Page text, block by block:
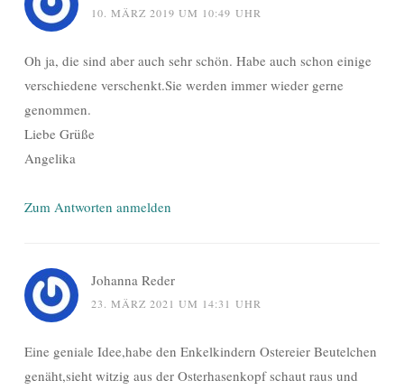
10. MÄRZ 2019 UM 10:49 UHR
Oh ja, die sind aber auch sehr schön. Habe auch schon einige
verschiedene verschenkt.Sie werden immer wieder gerne
genommen.
Liebe Grüße
Angelika
Zum Antworten anmelden
Johanna Reder
23. MÄRZ 2021 UM 14:31 UHR
Eine geniale Idee,habe den Enkelkindern Ostereier Beutelchen
genäht,sieht witzig aus der Osterhasenkopf schaut raus und